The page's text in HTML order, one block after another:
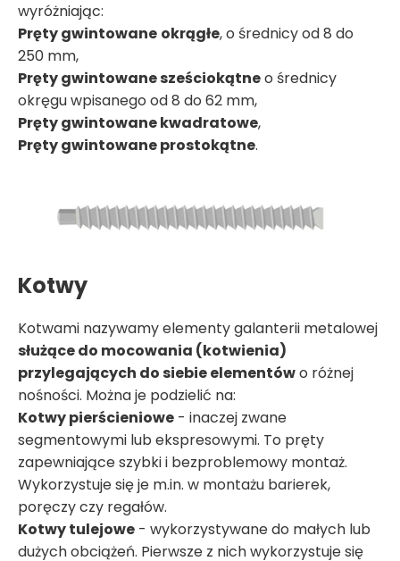
wyróżniając:
Pręty gwintowane okrągłe, o średnicy od 8 do
250 mm,
Pręty gwintowane sześciokątneo średnicy
okręgu wpisanego od 8 do 62 mm,
Pręty gwintowane kwadratowe,
Pręty gwintowane prostokątne.
Kotwy
Kotwami nazywamy elementy galanterii metalowej
służące do mocowania (kotwienia)
przylegających do siebie elementówo różnej
nośności. Można je podzielić na:
Kotwy pierścieniowe - inaczej zwane
segmentowymi lub ekspresowymi. To pręty
zapewniające szybki i bezproblemowy montaż.
Wykorzystuje się je m.in. w montażu barierek,
poręczy czy regałów.
Kotwy tulejowe - wykorzystywane do małych lub
dużych obciążeń. Pierwsze z nich wykorzystuje się